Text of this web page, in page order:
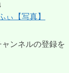
ぃ【写真】
ンネルの登録を